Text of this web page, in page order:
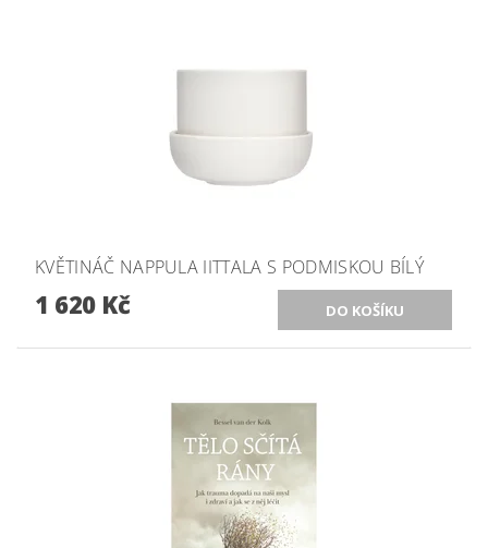
KVĚTINÁČ NAPPULA IITTALA S PODMISKOU BÍLÝ
1 620 Kč